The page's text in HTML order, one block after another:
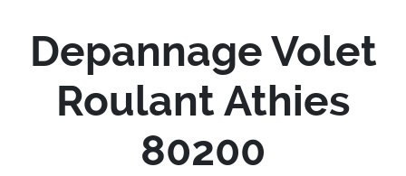
Depannage Volet
Roulant Athies
80200